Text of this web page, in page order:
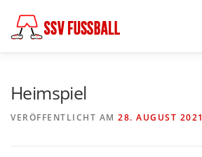
Inhalt
springen
Heimspiel
VERÖFFENTLICHT AM 28. AUGUST 2021